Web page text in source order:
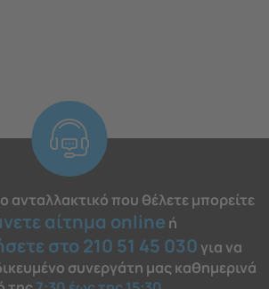
ανταλλακτικό που θέλετε μπορείτε
αίτημα online ή
στο 210 51 45 030 για να
συνεργάτη μας καθημερινά